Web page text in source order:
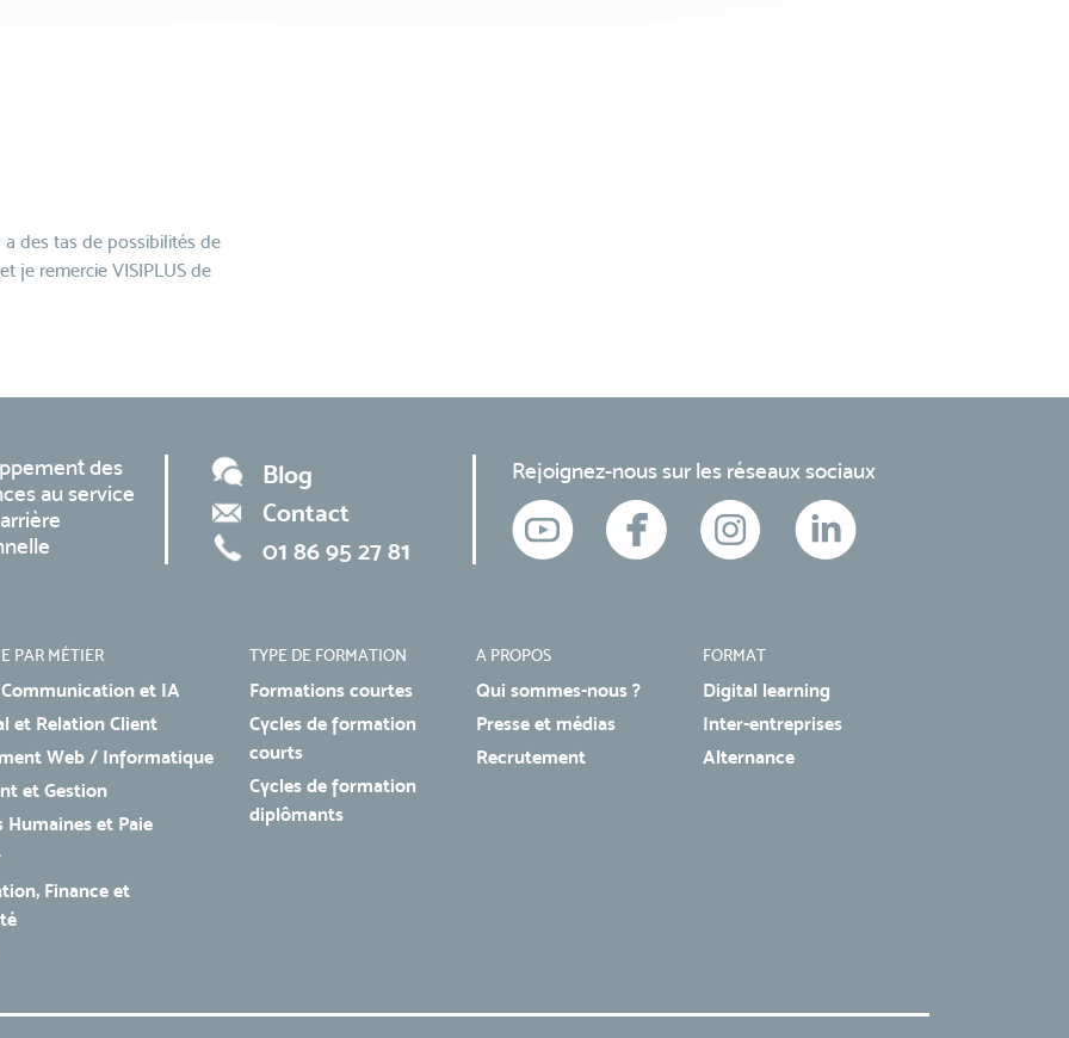
des tas de possibilités de
je remercie VISIPLUS de
des
au service
Blog
Contact
01 86 95 27 81
Rejoignez-nous sur les réseaux sociaux
PAR MÉTIER
et IA
et Relation Client
Web / Informatique
et Gestion
Humaines et Paie
Finance et
TYPE DE FORMATION
Formations courtes
Cycles de formation
courts
Cycles de formation
diplômants
A PROPOS
Qui sommes-nous ?
Presse et médias
Recrutement
FORMAT
Digital learning
Inter-entreprises
Alternance